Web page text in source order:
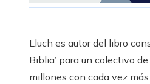
Lluch es autor del libro
Biblia’ para un colectivo
millones con cada vez